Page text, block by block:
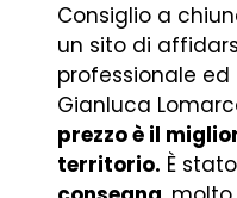
Consiglio a
un sito di
professionale
Gianluca
prezzo è il
territorio. È stato